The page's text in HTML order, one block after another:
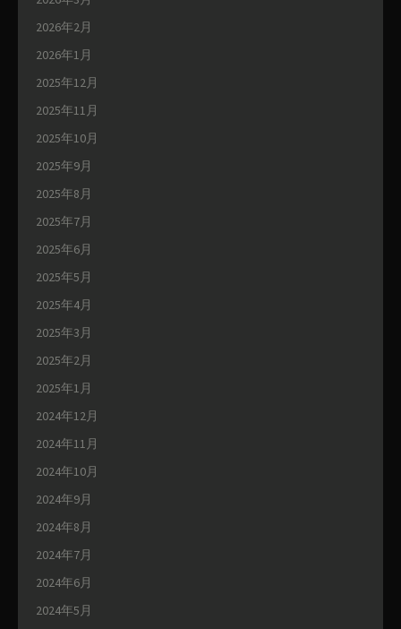
2026年2月
2026年1月
2025年12月
2025年11月
2025年10月
2025年9月
2025年8月
2025年7月
2025年6月
2025年5月
2025年4月
2025年3月
2025年2月
2025年1月
2024年12月
2024年11月
2024年10月
2024年9月
2024年8月
2024年7月
2024年6月
2024年5月